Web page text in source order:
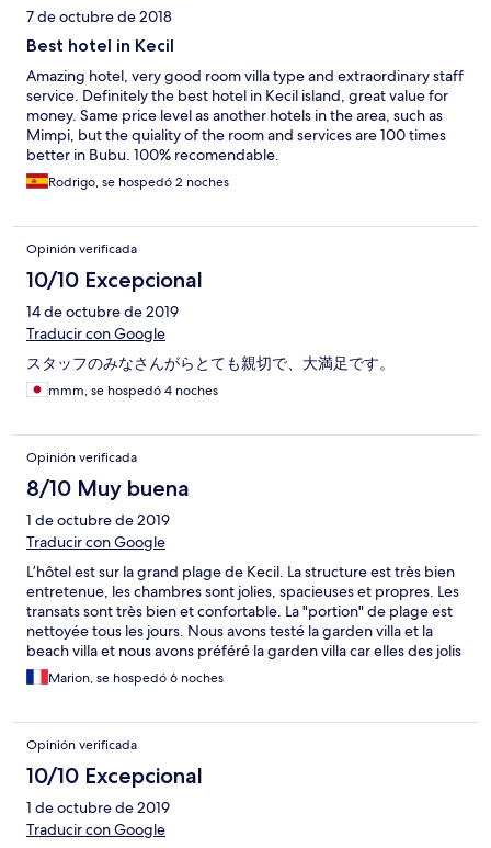
7 de octubre de 2018
Best hotel in Kecil
Amazing hotel, very good room villa type and extraordinary staff
service. Definitely the best hotel in Kecil island, great value for
money. Same price level as another hotels in the area, such as
Mimpi, but the quiality of the room and services are 100 times
better in Bubu. 100% recomendable.
Rodrigo, se hospedó 2 noches
Opinión verificada
10/10 Excepcional
14 de octubre de 2019
Traducir con Google
スタッフのみなさんがらとても親切で、大満足です。
mmm, se hospedó 4 noches
Opinión verificada
8/10 Muy buena
1 de octubre de 2019
Traducir con Google
L’hôtel est sur la grand plage de Kecil. La structure est très bien
entretenue, les chambres sont jolies, spacieuses et propres. Les
transats sont très bien et confortable. La "portion" de plage est
nettoyée tous les jours. Nous avons testé la garden villa et la
beach villa et nous avons préféré la garden villa car elles des jolis
petits jardins
Marion, se hospedó 6 noches
Opinión verificada
10/10 Excepcional
1 de octubre de 2019
Traducir con Google